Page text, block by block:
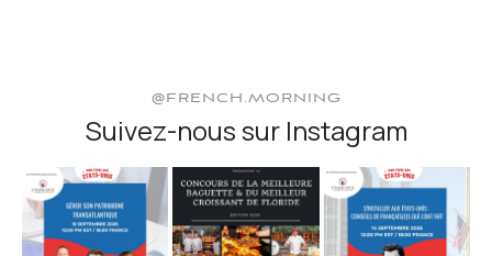
@FRENCH.MORNING
Suivez-nous sur Instagram